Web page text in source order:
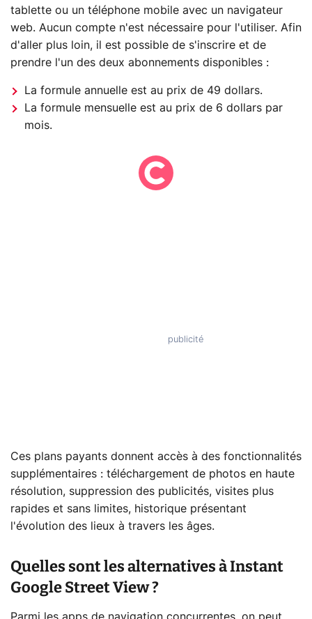
tablette ou un téléphone mobile avec un navigateur
web. Aucun compte n'est nécessaire pour l'utiliser. Afin
d'aller plus loin, il est possible de s'inscrire et de
prendre l'un des deux abonnements disponibles :
La formule annuelle est au prix de 49 dollars.
La formule mensuelle est au prix de 6 dollars par
mois.
Ces plans payants donnent accès à des fonctionnalités
supplémentaires : téléchargement de photos en haute
résolution, suppression des publicités, visites plus
rapides et sans limites, historique présentant
l'évolution des lieux à travers les âges.
Quelles sont les alternatives à Instant
Google Street View ?